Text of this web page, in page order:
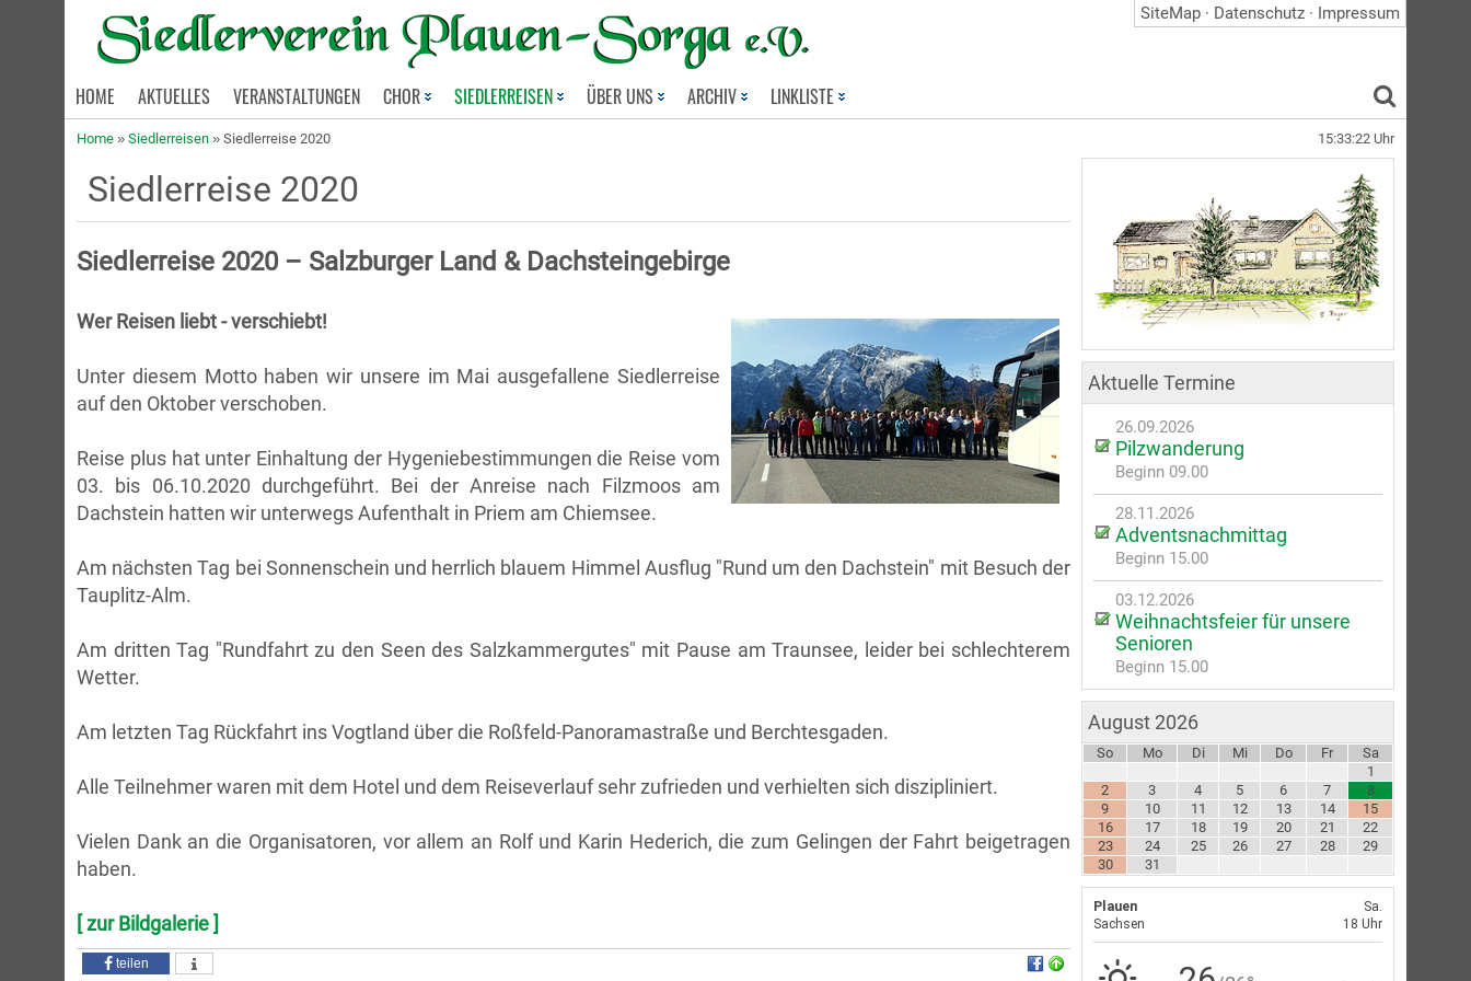
SiteMap · Datenschutz · Impressum
HOME AKTUELLES VERANSTALTUNGEN CHOR SIEDLERREISEN ÜBER UNS ARCHIV LINKLISTE
Home » Siedlerreisen » Siedlerreise 2020 15:33:22 Uhr
Siedlerreise 2020
Siedlerreise 2020 – Salzburger Land & Dachsteingebirge
Wer Reisen liebt - verschiebt!
Unter diesem Motto haben wir unsere im Mai ausgefallene Siedlerreise
auf den Oktober verschoben.
Reise plus hat unter Einhaltung der Hygeniebestimmungen die Reise vom
03. bis 06.10.2020 durchgeführt. Bei der Anreise nach Filzmoos am
Dachstein hatten wir unterwegs Aufenthalt in Priem am Chiemsee.
Am nächsten Tag bei Sonnenschein und herrlich blauem Himmel Ausflug "Rund um den Dachstein" mit Besuch der
Tauplitz-Alm.
Am dritten Tag "Rundfahrt zu den Seen des Salzkammergutes" mit Pause am Traunsee, leider bei schlechterem
Wetter.
Am letzten Tag Rückfahrt ins Vogtland über die Roßfeld-Panoramastraße und Berchtesgaden.
Alle Teilnehmer waren mit dem Hotel und dem Reiseverlauf sehr zufrieden und verhielten sich diszipliniert.
Vielen Dank an die Organisatoren, vor allem an Rolf und Karin Hederich, die zum Gelingen der Fahrt beigetragen
haben.
[ zur Bildgalerie ]
teilen
Aktuelle Termine
26.09.2026
Pilzwanderung
Beginn 09.00
28.11.2026
Adventsnachmittag
Beginn 15.00
03.12.2026
Weihnachtsfeier für unsere
Senioren
Beginn 15.00
August 2026
So Mo Di Mi Do Fr
Sa
1
2
3 4 5 6 7
8
9
10 11 12 13 14
15
16
17 18 19 20 21
22
23
24 25 26 27 28
29
30
31